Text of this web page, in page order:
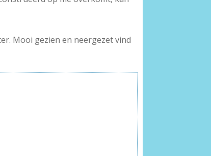
Mooi gezien en neergezet vind